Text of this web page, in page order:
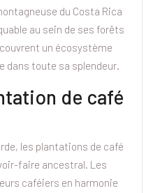
du Costa Rica
au sein de ses forêts
un écosystème
dans toute sa splendeur.
de café
les plantations de café
faire ancestral. Les
caféiers en harmonie